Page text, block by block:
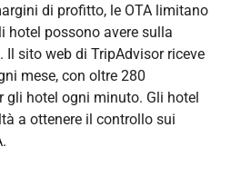
di profitto, le OTA limitano
hotel possono avere sulla
Il sito web di TripAdvisor riceve
mese, con oltre 280
gli hotel ogni minuto. Gli hotel
a ottenere il controllo sui